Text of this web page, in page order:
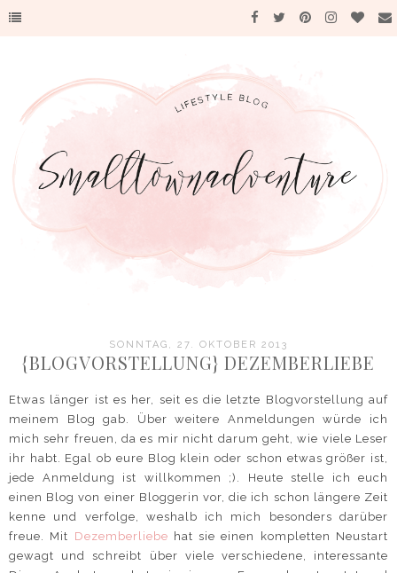
SONNTAG, 27. OKTOBER 2013
{BLOGVORSTELLUNG} DEZEMBERLIEBE
Etwas länger ist es her, seit es die letzte Blogvorstellung auf
meinem Blog gab. Über weitere Anmeldungen würde ich
mich sehr freuen, da es mir nicht darum geht, wie viele Leser
ihr habt. Egal ob eure Blog klein oder schon etwas größer ist,
jede Anmeldung ist willkommen ;). Heute stelle ich euch
einen Blog von einer Bloggerin vor, die ich schon längere Zeit
kenne und verfolge, weshalb ich mich besonders darüber
freue. Mit Dezemberliebe hat sie einen kompletten Neustart
gewagt und schreibt über viele verschiedene, interessante